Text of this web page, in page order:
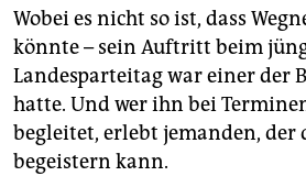
Prozent, verbleibt aber gefährlich
Prozent-Hürde. Die müssen
ins Parlament zu kommen.
bislang dort nicht vertreten sind,
Prozent.
Giffey bei Direktwahl vorn
Würde
Wobei es nicht so ist, dass
könnte – sein Auftritt beim
Landesparteitag war einer der
hatte. Und wer ihn bei
begleitet, erlebt jemanden, der
begeistern kann.